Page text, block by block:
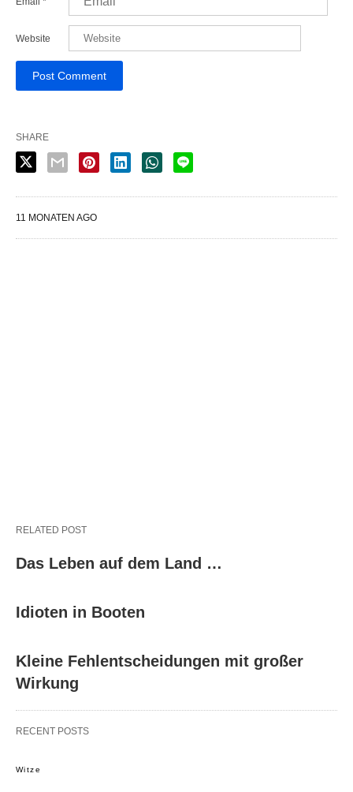
Website
SHARE
11 MONATEN AGO
RELATED POST
Das Leben auf dem Land …
Idioten in Booten
Kleine Fehlentscheidungen mit großer
Wirkung
RECENT POSTS
Witze